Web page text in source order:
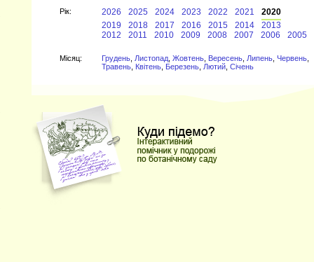
Рiк: 2026 2025 2024 2023 2022 2021
2020
2019
2018 2017 2016 2015 2014
2013
2012
2011 2010 2009 2008 2007 2006 2005
Мiсяц: Грудень Листопад Жовтень Вересень Липень Червень
Травень Квітень Березень Лютий Січень